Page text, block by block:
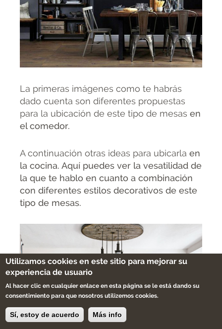
La primeras imágenes como te habrás
dado cuenta son diferentes propuestas
para la ubicación de este tipo de mesas en
el comedor.
A continuación otras ideas para ubicarla en
la cocina. Aquí puedes ver la vesatilidad de
la que te hablo en cuanto a combinación
con diferentes estilos decorativos de este
tipo de mesas.
Utilizamos cookies en este sitio para mejorar su
experiencia de usuario
Al hacer clic en cualquier enlace en esta página se le está dando su
consentimiento para que nosotros utilizemos cookies.
Sí, estoy de acuerdo Más info